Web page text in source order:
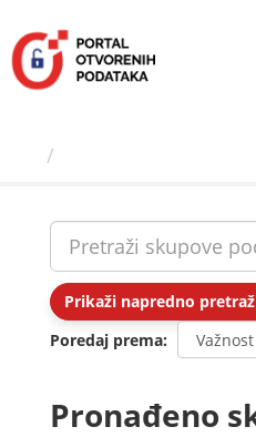
sadržaj
Prikaži napredno
Poredaj prema
Pronađeno